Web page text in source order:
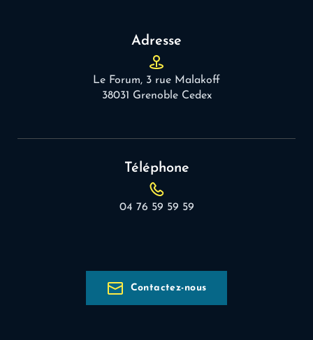
Adresse
Le Forum, 3 rue Malakoff
38031 Grenoble Cedex
Téléphone
04 76 59 59 59
Contactez-nous